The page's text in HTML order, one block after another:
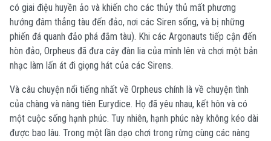
có giai điệu huyền ảo và khiến cho các thủy thủ mất phương
hướng đâm thẳng tàu đến đảo, nơi các Siren sống, và bị những
phiến đá quanh đảo phá đắm tàu). Khi các Argonauts tiếp cận đến
hòn đảo, Orpheus đã đưa cây đàn lia của mình lên và chơi một bản
nhạc làm lấn át đi giọng hát của các Sirens.
Và câu chuyện nổi tiếng nhất về Orpheus chính là về chuyện tình
của chàng và nàng tiên Eurydice. Họ đã yêu nhau, kết hôn và có
một cuộc sống hạnh phúc. Tuy nhiên, hạnh phúc này không kéo dài
được bao lâu. Trong một lần dạo chơi trong rừng cùng các nàng